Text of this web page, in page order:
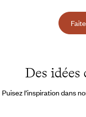
Des idées
Puisez l’inspiration dans